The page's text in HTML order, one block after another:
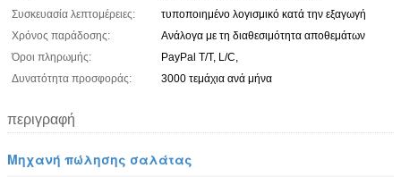
Συσκευασία λεπτομέρειες:
τυποποιημένο λογισμικό κατά την εξαγωγή
Χρόνος παράδοσης:
Ανάλογα με τη διαθεσιμότητα αποθεμάτων
Όροι πληρωμής:
PayPal T/T, L/C,
Δυνατότητα προσφοράς:
3000 τεμάχια ανά μήνα
περιγραφή
Μηχανή πώλησης σαλάτας